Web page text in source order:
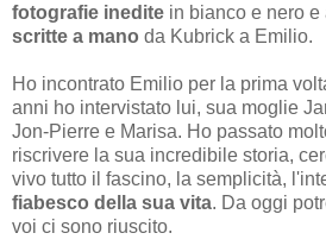
fotografie inedite in bianco e nero e
scritte a mano da Kubrick a Emilio.
Ho incontrato Emilio per la prima
anni ho intervistato lui, sua moglie
Jon-Pierre e Marisa. Ho passato
riscrivere la sua incredibile storia,
vivo tutto il fascino, la semplicità,
fiabesco della sua vita. Da oggi
voi ci sono riuscito.